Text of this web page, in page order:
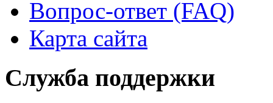
Вопрос-ответ (FAQ)
Карта сайта
Служба поддержки